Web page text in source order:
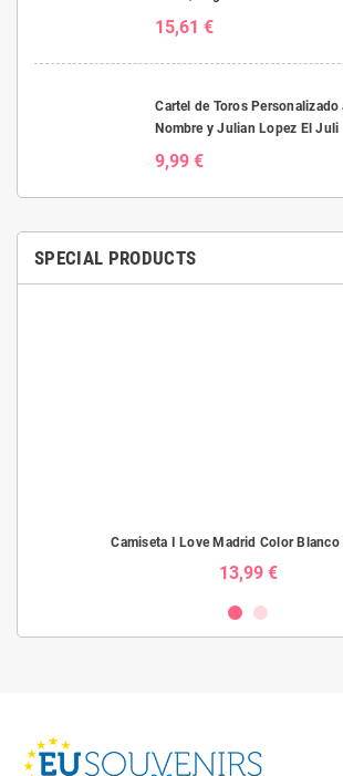
15,61 €
Cartel de Toros Personalizado
Nombre y Julian Lopez El Juli
9,99 €
SPECIAL PRODUCTS
Camiseta I Love Madrid Color Blanco
13,99 €